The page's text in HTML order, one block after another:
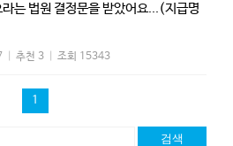
는 법원 결정문을 받았어요...(지급명
추천 3 조회 15343
1
검색